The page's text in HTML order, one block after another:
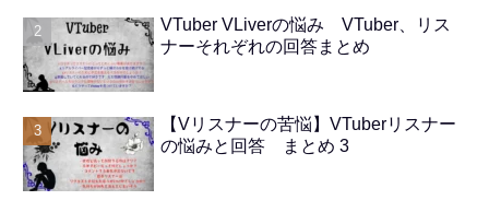
VTuber VLiverの悩み VTuber、リス
ナーそれぞれの回答まとめ
【Vリスナーの苦悩】VTuberリスナー
の悩みと回答 まとめ 3